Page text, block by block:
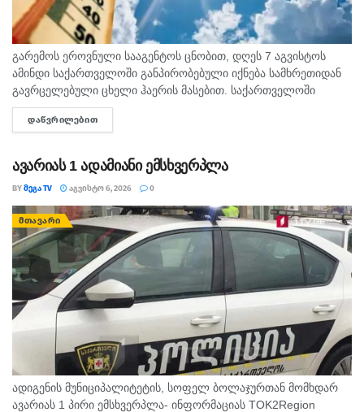
გარემოს ეროვნული სააგენტოს ცნობით, დღეს 7 აგვისტოს
ამინდი საქართველოში განპირობებული იქნება სამხრეთიდან
გავრცელებული ცხელი ჰაერის მასებით. საქართველოში
მოსალოდნელია: დროგამოშვებით ღრუბლიანობის მომატება.
უმეტესად უნალექოდ. იქროლებსაღმოსავლეთის
ᲓᲐᲬᲕᲠᲘᲚᲔᲑᲘᲗ
ავარიას 1 ადამიანი ემსხვერპლა
BYᲛᲔᲒᲐ TV ᲐᲒᲕᲘᲡᲢᲝ 6, 2026 0
ᲛᲗᲐᲕᲐᲠᲘ
ადიგენის მუნიციპალიტეტის, სოფელ ბოლაჯურთან მომხდარ
ავარიას 1 პირი ემსხვერპლა- ინფორმაციას TOK2Region